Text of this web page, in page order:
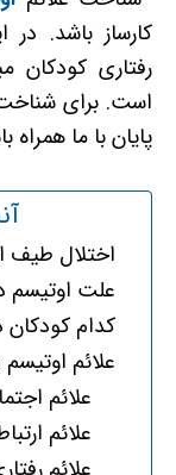
کارساز باشد.
رفتاری کودکان
است. برای
پایان با ما همراه
اختلال طیف
علت اوتیسم
کدام
علائم
علائم
علائم